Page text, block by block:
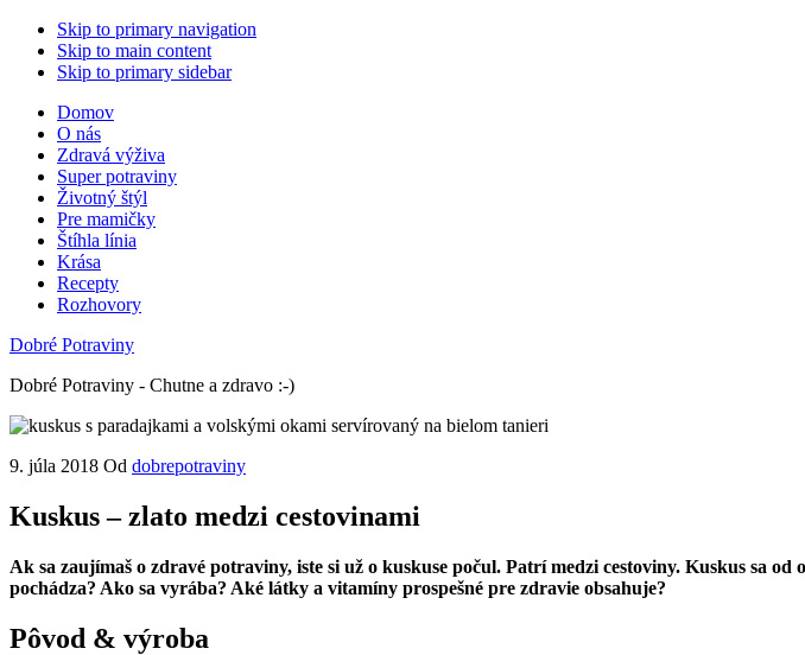
Skip to primary navigation
Skip to main content
Skip to primary sidebar
Domov
O nás
Zdravá výživa
Super potraviny
Životný štýl
Pre mamičky
Štíhla línia
Krása
Recepty
Rozhovory
Dobré Potraviny
Dobré Potraviny - Chutne a zdravo :-)
9. júla 2018 Od dobrepotraviny
Kuskus – zlato medzi cestovinami
Ak sa zaujímaš o zdravé potraviny, iste si už o kuskuse počul. Patrí medzi cestoviny. Kuskus sa
pochádza? Ako sa vyrába? Aké látky a vitamíny prospešné pre zdravie obsahuje?
Pôvod & výroba